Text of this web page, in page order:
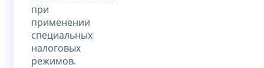
при
применении
специальных
налоговых
режимов.